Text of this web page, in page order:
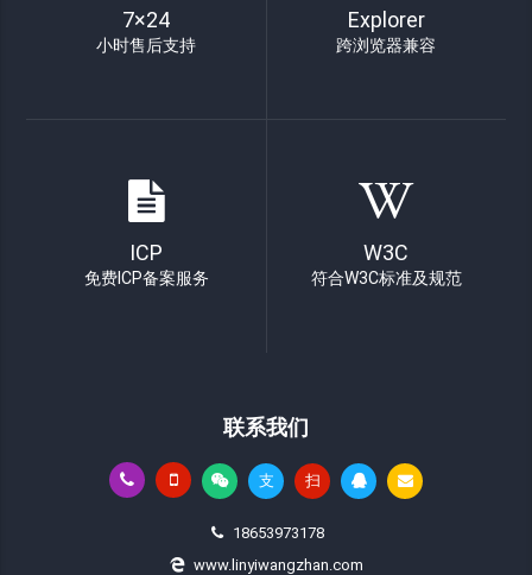
7×24
小时售后支持
Explorer
跨浏览器兼容
ICP
免费ICP备案服务
W3C
符合W3C标准及规范
联系我们
支 扫
18653973178
www.linyiwangzhan.com